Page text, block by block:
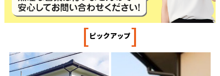
[ピックアップ]